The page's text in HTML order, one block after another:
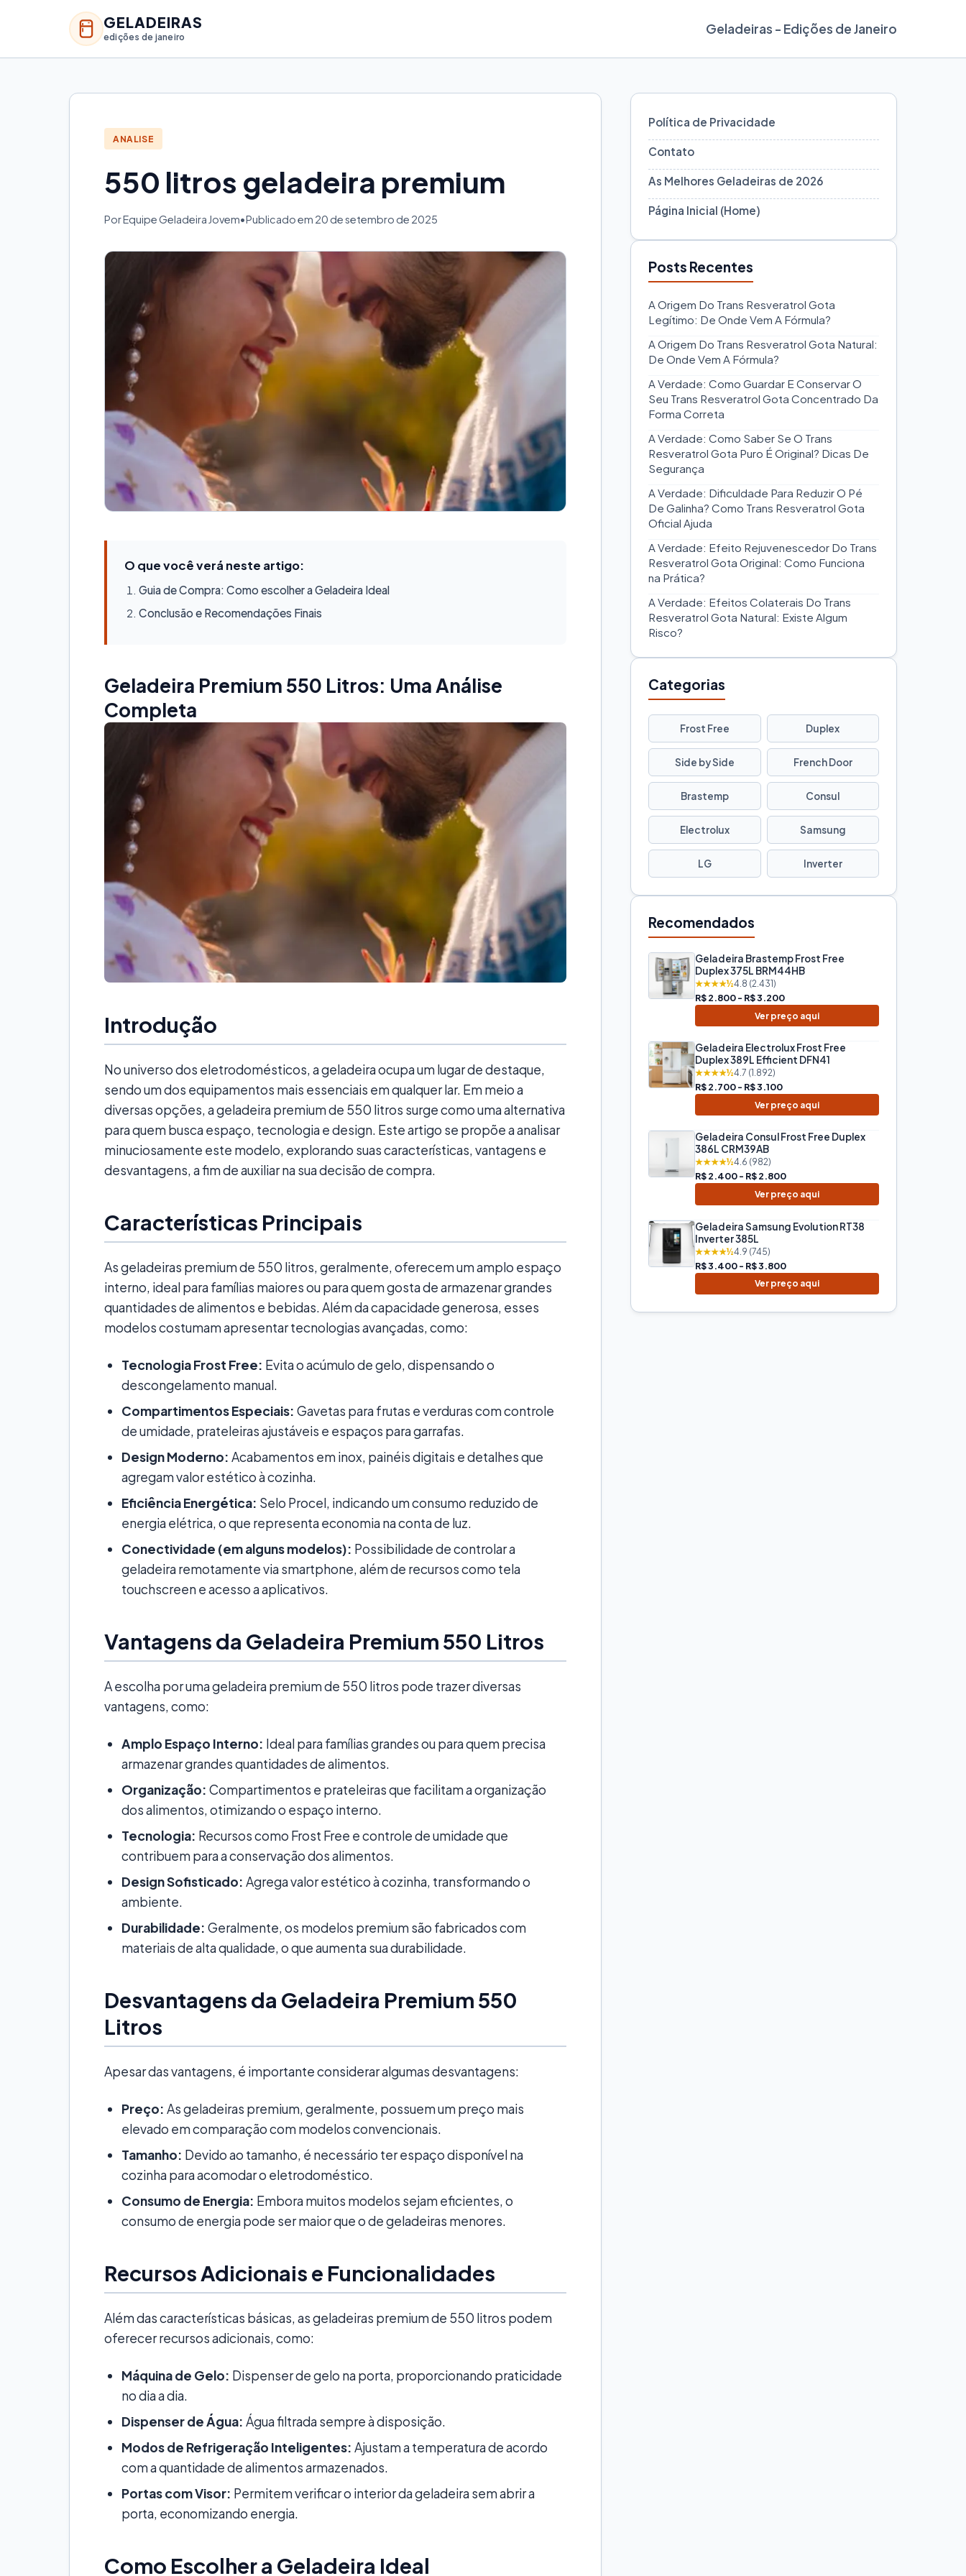
GELADEIRAS
edições de janeiro Geladeiras - Edições de Janeiro
ANALISE
550 litros geladeira premium
Por Equipe Geladeira Jovem•Publicado em 20 de setembro de 2025
O que você verá neste artigo:
Guia de Compra: Como escolher a Geladeira Ideal
Conclusão e Recomendações Finais
Geladeira Premium 550 Litros: Uma Análise
Completa
Introdução
No universo dos eletrodomésticos, a geladeira ocupa um lugar de destaque,
sendo um dos equipamentos mais essenciais em qualquer lar. Em meio a
diversas opções, a geladeira premium de 550 litros surge como uma alternativa
para quem busca espaço, tecnologia e design. Este artigo se propõe a analisar
minuciosamente este modelo, explorando suas características, vantagens e
desvantagens, a fim de auxiliar na sua decisão de compra.
Características Principais
As geladeiras premium de 550 litros, geralmente, oferecem um amplo espaço
interno, ideal para famílias maiores ou para quem gosta de armazenar grandes
quantidades de alimentos e bebidas. Além da capacidade generosa, esses
modelos costumam apresentar tecnologias avançadas, como:
Tecnologia Frost Free: Evita o acúmulo de gelo, dispensando o
descongelamento manual.
Compartimentos Especiais: Gavetas para frutas e verduras com controle
de umidade, prateleiras ajustáveis e espaços para garrafas.
Design Moderno: Acabamentos em inox, painéis digitais e detalhes que
agregam valor estético à cozinha.
Eficiência Energética: Selo Procel, indicando um consumo reduzido de
energia elétrica, o que representa economia na conta de luz.
Conectividade (em alguns modelos): Possibilidade de controlar a
geladeira remotamente via smartphone, além de recursos como tela
touchscreen e acesso a aplicativos.
Vantagens da Geladeira Premium 550 Litros
A escolha por uma geladeira premium de 550 litros pode trazer diversas
vantagens, como:
Amplo Espaço Interno: Ideal para famílias grandes ou para quem precisa
armazenar grandes quantidades de alimentos.
Organização: Compartimentos e prateleiras que facilitam a organização
dos alimentos, otimizando o espaço interno.
Tecnologia: Recursos como Frost Free e controle de umidade que
contribuem para a conservação dos alimentos.
Design Sofisticado: Agrega valor estético à cozinha, transformando o
ambiente.
Durabilidade: Geralmente, os modelos premium são fabricados com
materiais de alta qualidade, o que aumenta sua durabilidade.
Desvantagens da Geladeira Premium 550
Litros
Apesar das vantagens, é importante considerar algumas desvantagens:
Preço: As geladeiras premium, geralmente, possuem um preço mais
elevado em comparação com modelos convencionais.
Tamanho: Devido ao tamanho, é necessário ter espaço disponível na
cozinha para acomodar o eletrodoméstico.
Consumo de Energia: Embora muitos modelos sejam eficientes, o
consumo de energia pode ser maior que o de geladeiras menores.
Recursos Adicionais e Funcionalidades
Além das características básicas, as geladeiras premium de 550 litros podem
oferecer recursos adicionais, como:
Máquina de Gelo: Dispenser de gelo na porta, proporcionando praticidade
no dia a dia.
Dispenser de Água: Água filtrada sempre à disposição.
Modos de Refrigeração Inteligentes: Ajustam a temperatura de acordo
com a quantidade de alimentos armazenados.
Portas com Visor: Permitem verificar o interior da geladeira sem abrir a
porta, economizando energia.
Como Escolher a Geladeira Ideal
Política de Privacidade
Contato
As Melhores Geladeiras de 2026
Página Inicial (Home)
Posts Recentes
A Origem Do Trans Resveratrol Gota
Legítimo: De Onde Vem A Fórmula?
A Origem Do Trans Resveratrol Gota Natural:
De Onde Vem A Fórmula?
A Verdade: Como Guardar E Conservar O
Seu Trans Resveratrol Gota Concentrado Da
Forma Correta
A Verdade: Como Saber Se O Trans
Resveratrol Gota Puro É Original? Dicas De
Segurança
A Verdade: Dificuldade Para Reduzir O Pé
De Galinha? Como Trans Resveratrol Gota
Oficial Ajuda
A Verdade: Efeito Rejuvenescedor Do Trans
Resveratrol Gota Original: Como Funciona
na Prática?
A Verdade: Efeitos Colaterais Do Trans
Resveratrol Gota Natural: Existe Algum
Risco?
Categorias
Frost Free Duplex
Side by Side French Door
Brastemp Consul
Electrolux Samsung
LG Inverter
Recomendados
Geladeira Brastemp Frost Free
Duplex 375L BRM44HB
★★★★½4.8 (2.431)
R$ 2.800 - R$ 3.200
Ver preço aqui
Geladeira Electrolux Frost Free
Duplex 389L Efficient DFN41
★★★★½4.7 (1.892)
R$ 2.700 - R$ 3.100
Ver preço aqui
Geladeira Consul Frost Free Duplex
386L CRM39AB
★★★★½4.6 (982)
R$ 2.400 - R$ 2.800
Ver preço aqui
Geladeira Samsung Evolution RT38
Inverter 385L
★★★★½4.9 (745)
R$ 3.400 - R$ 3.800
Ver preço aqui